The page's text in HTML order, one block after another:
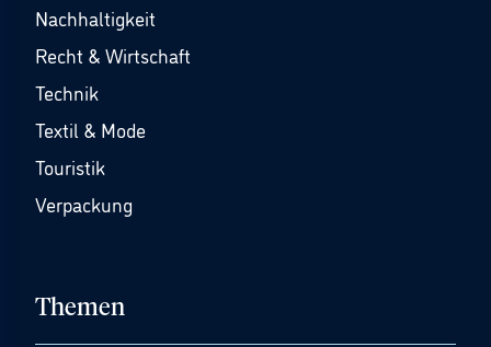
Nachhaltigkeit
Recht & Wirtschaft
Technik
Textil & Mode
Touristik
Verpackung
Themen